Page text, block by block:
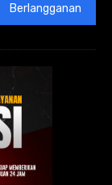
Berlangganan